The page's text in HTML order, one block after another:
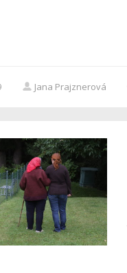
Jana Prajznerová